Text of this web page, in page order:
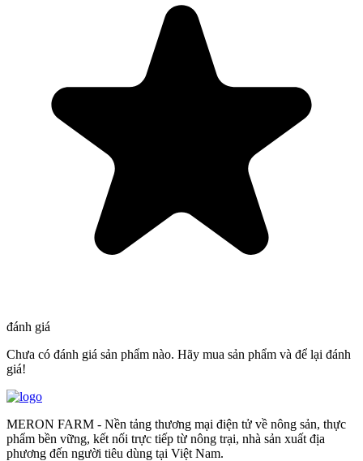
đánh giá
Chưa có đánh giá sản phẩm nào. Hãy mua sản phẩm và để lại đánh
giá!
MERON FARM - Nền tảng thương mại điện tử về nông sản, thực
phẩm bền vững, kết nối trực tiếp từ nông trại, nhà sản xuất địa
phương đến người tiêu dùng tại Việt Nam.